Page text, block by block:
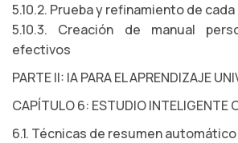
5.10.2. Prueba y refinamiento de
5.10.3. Creación de manual
efectivos
PARTE II: IA PARA EL APRENDIZAJE
CAPÍTULO 6: ESTUDIO INTELIGENTE
6.1. Técnicas de resumen